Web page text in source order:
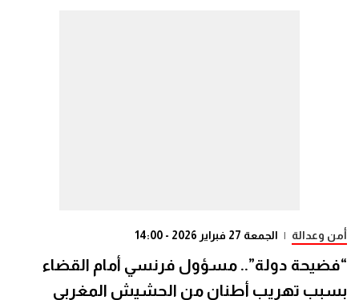
أمن وعدالة | الجمعة 27 فبراير 2026 - 14:00
“فضيحة دولة”.. مسؤول فرنسي أمام القضاء
بسبب تهريب أطنان من الحشيش المغربي